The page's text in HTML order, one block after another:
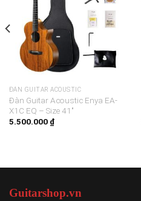
ĐÀN GUITAR ACOUSTIC
Đàn Guitar Acoustic Enya EA-
X1C EQ – Size 41″
5.500.000 ₫
Guitarshop.vn